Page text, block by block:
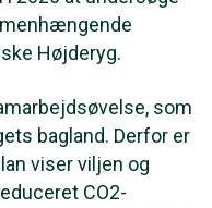
Højderyg.
som
bagland. Derfor er
viser viljen og
CO2-